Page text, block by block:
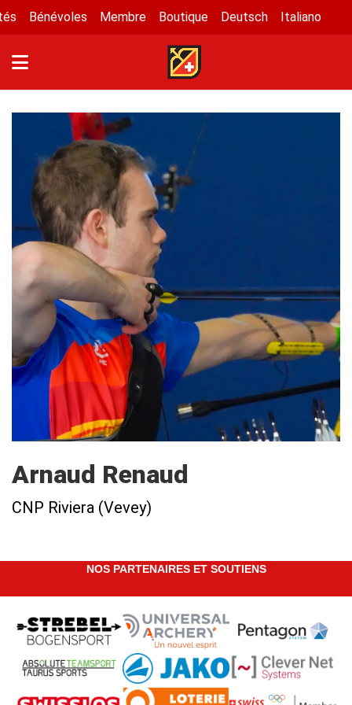
Bénévoles Membre Boutique Deutsch Italiano
Arnaud Renaud
CNP Riviera (Vevey)
NOS PARTENAIRES ET SOUTIENS